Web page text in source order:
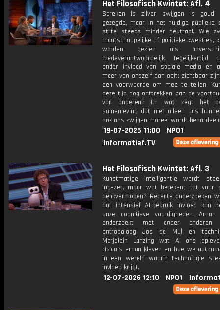
Het Filosofisch Kwintet: Afl. 4
Spreken is zilver, zwijgen is goud
gezegde, maar in het huidige publieke
stilte steeds minder neutraal. Wie
maatschappelijke of politieke kwesties,
worden gezien als
medeverantwoordelijk. Tegelijkertijd
onder invloed van sociale media en
meer van onszelf dan ooit; zichtbaar
een voorwaarde om mee te tellen.
deze tijd nog onttrekken aan de
van anderen? En wat zegt het
samenleving dat niet alleen ons
ook ons zwijgen moreel wordt
19-07-2026 11:00
NPO1
Informatief.TV
Het Filosofisch Kwintet: Afl. 3
Kunstmatige intelligentie wordt
ingezet, maar wat betekent dat voor
denkvermogen? Recente onderzoeken
dat intensief AI-gebruik invloed kan
onze cognitieve vaardigheden. Arnon
onderzoekt met onder anderen
antropoloog Jos de Mul en
Marjolein Lanzing wat AI ons
risico's eraan kleven en hoe we
in een wereld waarin technologie
invloed krijgt.
12-07-2026 12:10 NPO1